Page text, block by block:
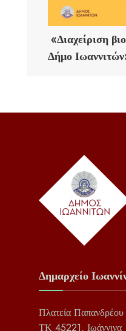
«Διαχείριση
Δήμο
Δημαρχείο
Πλατεία
ΤΚ 45221, Ιωάννινα